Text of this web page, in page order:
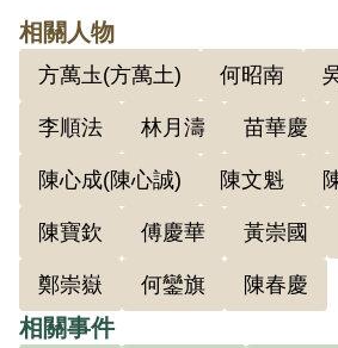
相關人物
方萬圡(方萬土) 何昭南
李順法 林月濤 苗華慶
陳心成(陳心誠) 陳文魁
陳寶欽 傅慶華 黃崇國
鄭崇嶽 何鑾旗 陳春慶
相關事件